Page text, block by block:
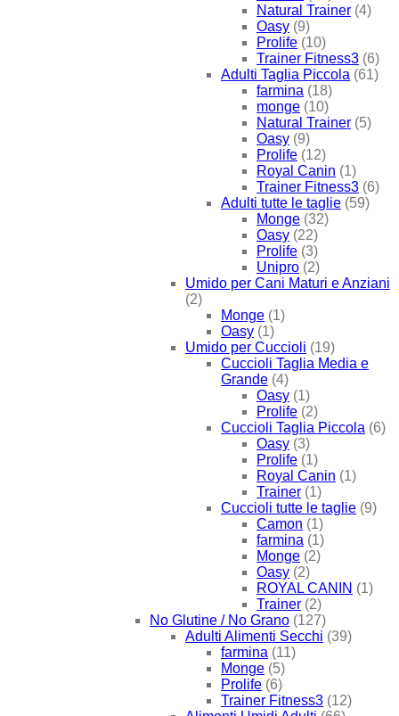
Natural Trainer (4)
Oasy (9)
Prolife (10)
Trainer Fitness3 (6)
Adulti Taglia Piccola (61)
farmina (18)
monge (10)
Natural Trainer (5)
Oasy (9)
Prolife (12)
Royal Canin (1)
Trainer Fitness3 (6)
Adulti tutte le taglie (59)
Monge (32)
Oasy (22)
Prolife (3)
Unipro (2)
Umido per Cani Maturi e Anziani
(2)
Monge (1)
Oasy (1)
Umido per Cuccioli (19)
Cuccioli Taglia Media e
Grande (4)
Oasy (1)
Prolife (2)
Cuccioli Taglia Piccola (6)
Oasy (3)
Prolife (1)
Royal Canin (1)
Trainer (1)
Cuccioli tutte le taglie (9)
Camon (1)
farmina (1)
Monge (2)
Oasy (2)
ROYAL CANIN (1)
Trainer (2)
No Glutine / No Grano (127)
Adulti Alimenti Secchi (39)
farmina (11)
Monge (5)
Prolife (6)
Trainer Fitness3 (12)